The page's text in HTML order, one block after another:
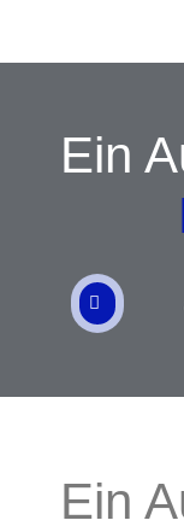
Ein
Ein